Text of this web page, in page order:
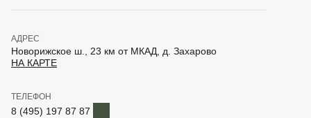
АДРЕС
Новорижское ш., 23 км от МКАД, д. Захарово
НА КАРТЕ
ТЕЛЕФОН
8 (495) 197 87 87